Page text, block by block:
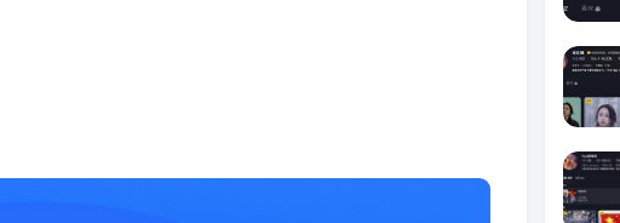
视频
引流
创业
流量
文案
微信